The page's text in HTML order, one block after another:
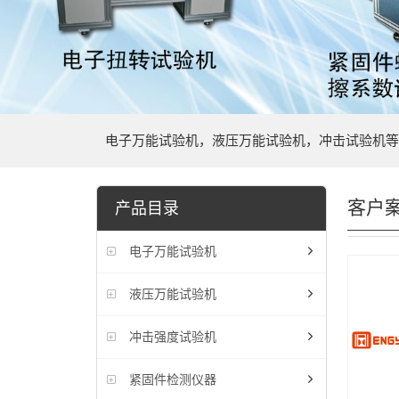
电子万能试验机，液压万能试验机，冲击试验机等
产品目录
电子万能试验机
液压万能试验机
冲击强度试验机
紧固件检测仪器
客户